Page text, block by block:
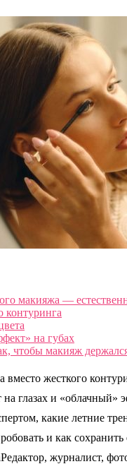
макияжа —
контуринга
на губах
чтобы макияж
жесткого
глазах и «облачный»
какие летние
и как
журналист,